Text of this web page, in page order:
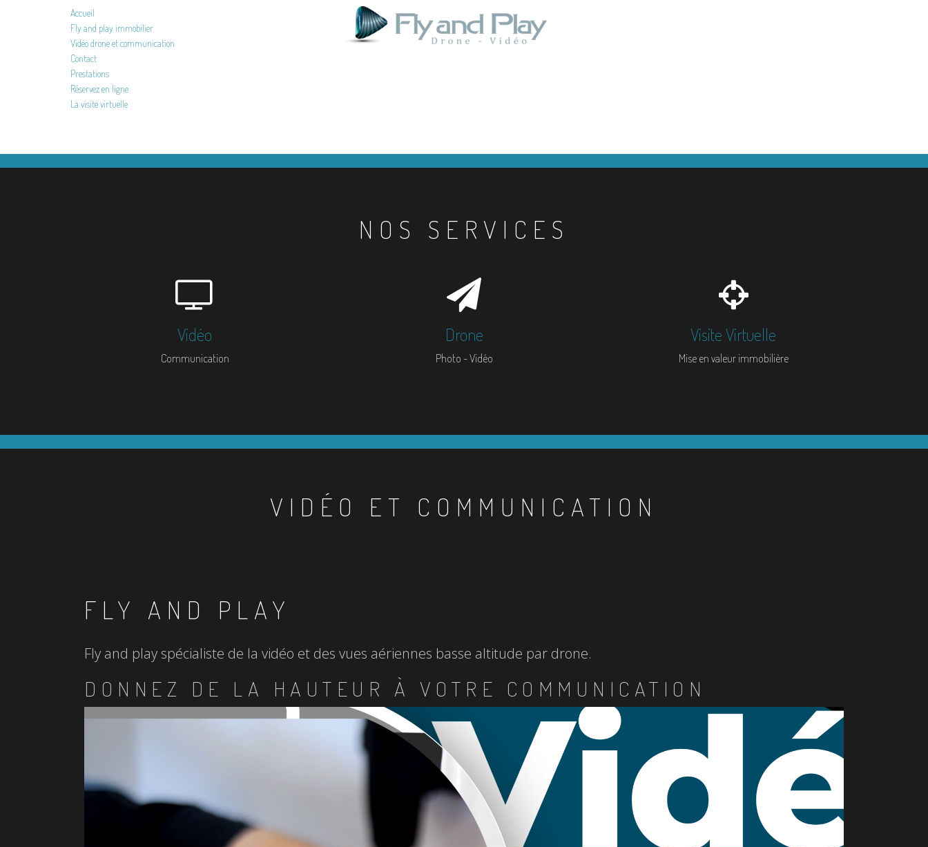
Accueil
Fly and play immobilier
Vidéo drone et communication
Contact
Prestations
Réservez en ligne
La visite virtuelle
NOS SERVICES
Vidéo
Communication
Drone
Photo - Vidéo
Visite Virtuelle
Mise en valeur immobilière
VIDÉO ET COMMUNICATION
FLY AND PLAY
Fly and play spécialiste de la vidéo et des vues aériennes basse altitude par drone.
DONNEZ DE LA HAUTEUR À VOTRE COMMUNICATION